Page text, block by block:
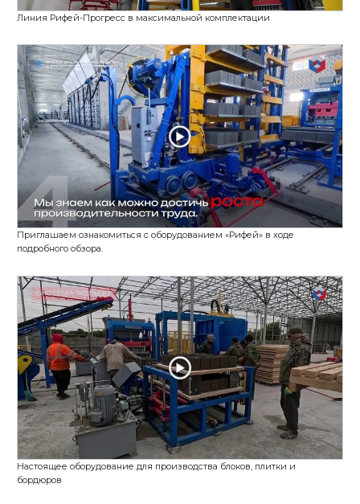
Два бетонных завода Рифей-45 запущены и